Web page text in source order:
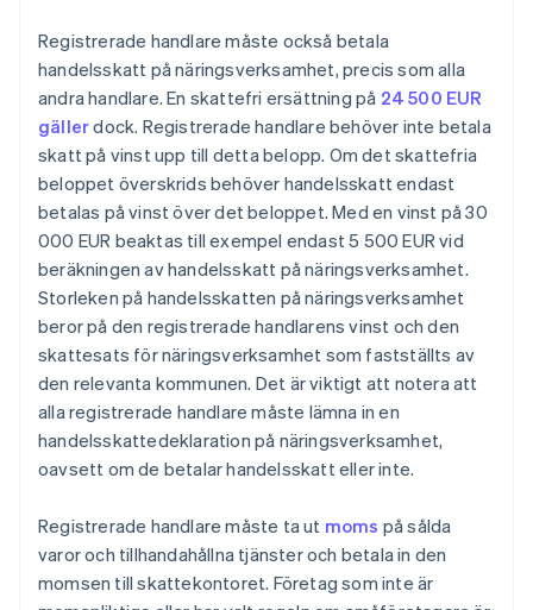
Registrerade handlare måste också betala
handelsskatt på näringsverksamhet, precis som alla
andra handlare. En skattefri ersättning på 24 500 EUR
gällerdock. Registrerade handlare behöver inte betala
skatt på vinst upp till detta belopp. Om det skattefria
beloppet överskrids behöver handelsskatt endast
betalas på vinst över det beloppet. Med en vinst på 30
000 EUR beaktas till exempel endast 5 500 EUR vid
beräkningen av handelsskatt på näringsverksamhet.
Storleken på handelsskatten på näringsverksamhet
beror på den registrerade handlarens vinst och den
skattesats för näringsverksamhet som fastställts av
den relevanta kommunen. Det är viktigt att notera att
alla registrerade handlare måste lämna in en
handelsskattedeklaration på näringsverksamhet,
oavsett om de betalar handelsskatt eller inte.
Registrerade handlare måste ta ut moms på sålda
varor och tillhandahållna tjänster och betala in den
momsen till skattekontoret. Företag som inte är